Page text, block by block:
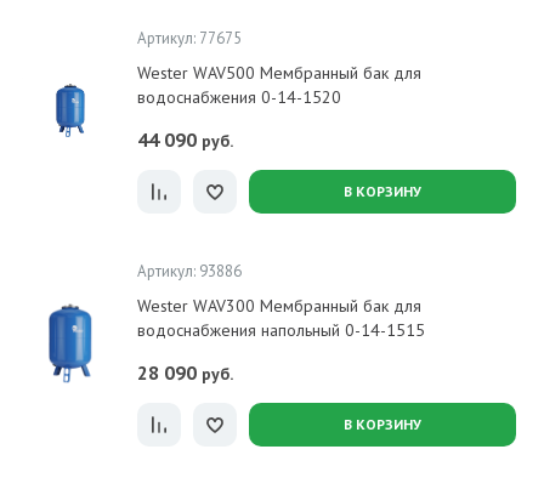
Артикул: 77675
Wester WAV500 Мембранный бак для
водоснабжения 0-14-1520
44 090 руб.
В КОРЗИНУ
Артикул: 93886
Wester WAV300 Мембранный бак для
водоснабжения напольный 0-14-1515
28 090 руб.
В КОРЗИНУ